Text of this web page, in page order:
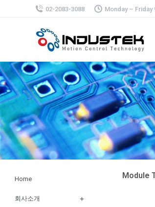
02-2083-3088 Monday – Friday
Home
회사소개
Module